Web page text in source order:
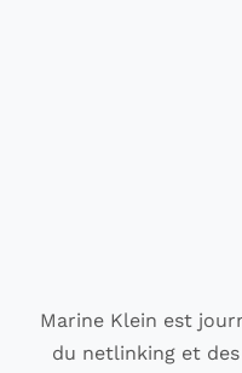
Marine Klein est
du netlinking et